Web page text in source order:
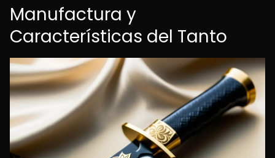
Manufactura y
Características del Tanto